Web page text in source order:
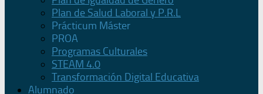
Plan de Salud Laboral y P.R.L
Prácticum Máster
PROA
Programas Culturales
STEAM 4.0
Transformación Digital Educativa
Alumnado